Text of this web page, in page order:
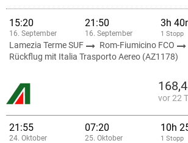
15:20
16. September
21:50
16. September
3h
1 Stopp
Lamezia Terme SUF Rom-Fiumicino FCO
Rückflug mit Italia Trasporto Aereo (AZ1178)
vor 22
21:55
24. Oktober
07:20
25. Oktober
10h
1 Stopp